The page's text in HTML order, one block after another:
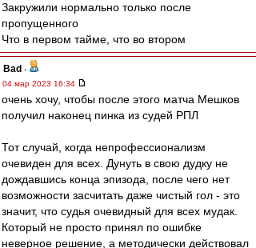
Закружили нормально только после
пропущенного
Что в первом тайме, что во втором
Bad -
04 мар 2023 16:34
очень хочу, чтобы после этого матча Мешков
получил наконец пинка из судей РПЛ
Тот случай, когда непрофессионализм
очевиден для всех. Дунуть в свою дудку не
дождавшись конца эпизода, после чего нет
возможности засчитать даже чистый гол - это
значит, что судья очевидный для всех мудак.
Который не просто принял по ошибке
неверное решение, а методически действовал